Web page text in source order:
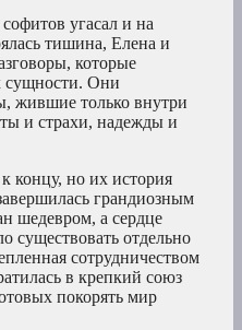
угасал и на
тишина, Елена и
которые
сущности. Они
жившие только внутри
и страхи, надежды и
концу, но их история
грандиозным
шедевром, а сердце
существовать отдельно
сотрудничеством
в крепкий союз
покорять мир